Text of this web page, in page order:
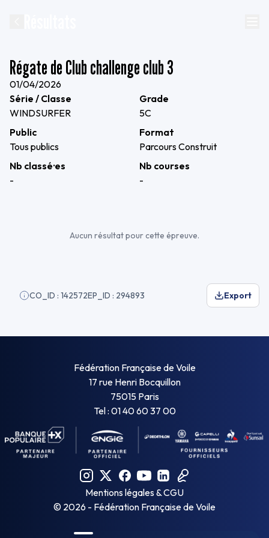
Régate de Club challenge club 3
01/04/2026
Série / Classe
WINDSURFER
Grade
5C
Public
Tous publics
Format
Parcours Construit
Nb classé·es
-
Nb courses
-
Aucun résultat pour cette épreuve.
CO_ID : 142572EP_ID : 294893 Export
Fédération Française de Voile
17 rue Henri Bocquillon
75015 Paris
Tel : 01 40 60 37 00
Mentions légales & CGU
© 2026 - Fédération Française de Voile